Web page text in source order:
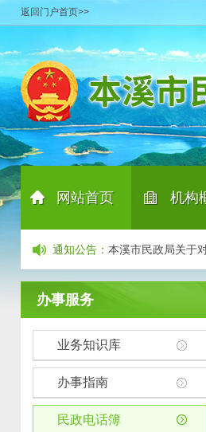
返回门户首页>>
网站首页
|
机构
通知公告 ：
产业招商项目清单
本溪市民政局关于
本溪市殡葬服务中
本溪市民政局关于
关于再次招募承接
关于公开询价聘请
产业招商项目清单
本溪市民政局关于
办事服务
业务知识库
办事指南
民政电话簿